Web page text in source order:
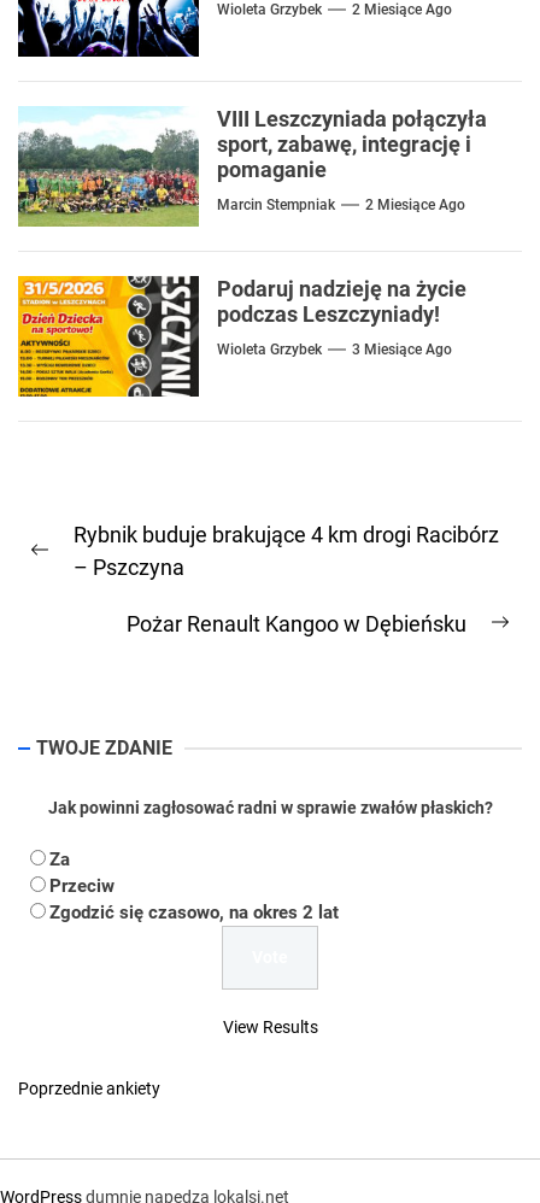
Wioleta Grzybek 2 Miesiące Ago
VIII Leszczyniada połączyła
sport, zabawę, integrację i
pomaganie
Marcin Stempniak 2 Miesiące Ago
Podaruj nadzieję na życie
podczas Leszczyniady!
Wioleta Grzybek 3 Miesiące Ago
wpisu
Previous
Rybnik buduje brakujące 4 km drogi Racibórz
– Pszczyna
Pożar Renault Kangoo w Dębieńsku
TWOJE ZDANIE
Jak powinni zagłosować radni w sprawie zwałów płaskich?
Za
Przeciw
Zgodzić się czasowo, na okres 2 lat
View Results
Poprzednie ankiety
WordPressdumnie napędza lokalsi.net